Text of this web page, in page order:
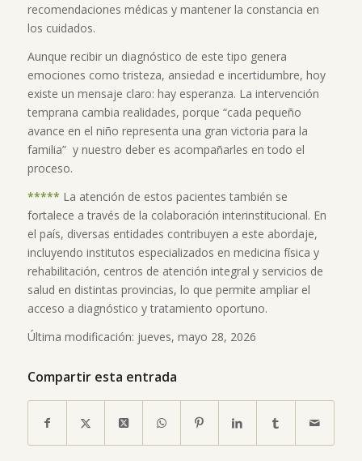
recomendaciones médicas y mantener la constancia en
los cuidados.
Aunque recibir un diagnóstico de este tipo genera
emociones como tristeza, ansiedad e incertidumbre, hoy
existe un mensaje claro: hay esperanza. La intervención
temprana cambia realidades, porque “cada pequeño
avance en el niño representa una gran victoria para la
familia” y nuestro deber es acompañarles en todo el
proceso.
***** La atención de estos pacientes también se
fortalece a través de la colaboración interinstitucional. En
el país, diversas entidades contribuyen a este abordaje,
incluyendo institutos especializados en medicina física y
rehabilitación, centros de atención integral y servicios de
salud en distintas provincias, lo que permite ampliar el
acceso a diagnóstico y tratamiento oportuno.
Última modificación: jueves, mayo 28, 2026
Compartir esta entrada